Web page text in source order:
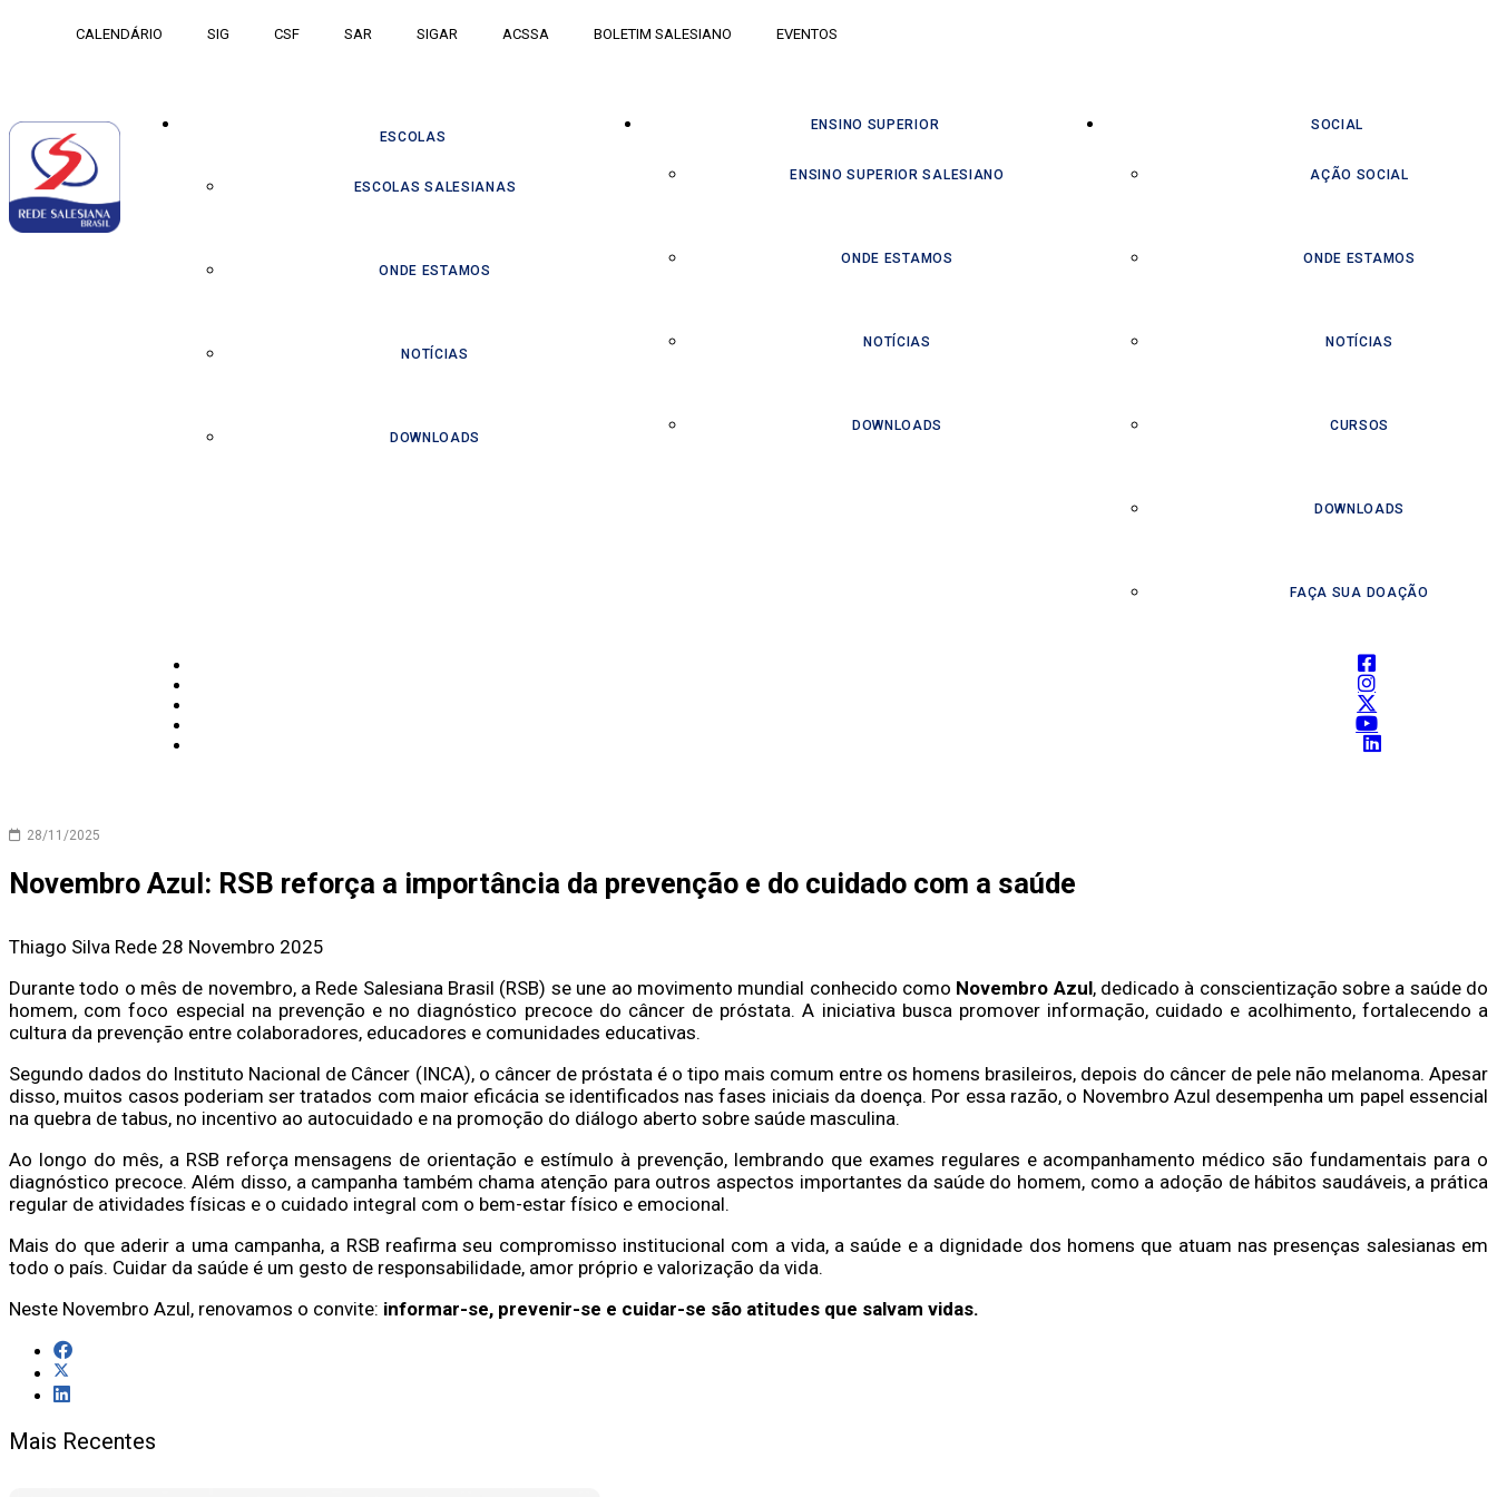
CALENDÁRIO SIG CSF SAR SIGAR ACSSA BOLETIM SALESIANO EVENTOS
ESCOLAS
ESCOLAS SALESIANAS
ONDE ESTAMOS
NOTÍCIAS
DOWNLOADS
ENSINO SUPERIOR
ENSINO SUPERIOR SALESIANO
ONDE ESTAMOS
NOTÍCIAS
DOWNLOADS
SOCIAL
AÇÃO SOCIAL
ONDE ESTAMOS
NOTÍCIAS
CURSOS
DOWNLOADS
FAÇA SUA DOAÇÃO
28/11/2025
Novembro Azul: RSB reforça a importância da prevenção e do cuidado com a saúde
Thiago Silva Rede 28 Novembro 2025
Durante todo o mês de novembro, a Rede Salesiana Brasil (RSB) se une ao movimento mundial conhecido como Novembro Azul, dedicado à conscientização sobre a saúde do
homem, com foco especial na prevenção e no diagnóstico precoce do câncer de próstata. A iniciativa busca promover informação, cuidado e acolhimento, fortalecendo a
cultura da prevenção entre colaboradores, educadores e comunidades educativas.
Segundo dados do Instituto Nacional de Câncer (INCA), o câncer de próstata é o tipo mais comum entre os homens brasileiros, depois do câncer de pele não melanoma. Apesar
disso, muitos casos poderiam ser tratados com maior eficácia se identificados nas fases iniciais da doença. Por essa razão, o Novembro Azul desempenha um papel essencial
na quebra de tabus, no incentivo ao autocuidado e na promoção do diálogo aberto sobre saúde masculina.
Ao longo do mês, a RSB reforça mensagens de orientação e estímulo à prevenção, lembrando que exames regulares e acompanhamento médico são fundamentais para o
diagnóstico precoce. Além disso, a campanha também chama atenção para outros aspectos importantes da saúde do homem, como a adoção de hábitos saudáveis, a prática
regular de atividades físicas e o cuidado integral com o bem-estar físico e emocional.
Mais do que aderir a uma campanha, a RSB reafirma seu compromisso institucional com a vida, a saúde e a dignidade dos homens que atuam nas presenças salesianas em
todo o país. Cuidar da saúde é um gesto de responsabilidade, amor próprio e valorização da vida.
Neste Novembro Azul, renovamos o convite: informar-se, prevenir-se e cuidar-se são atitudes que salvam vidas.
Mais Recentes